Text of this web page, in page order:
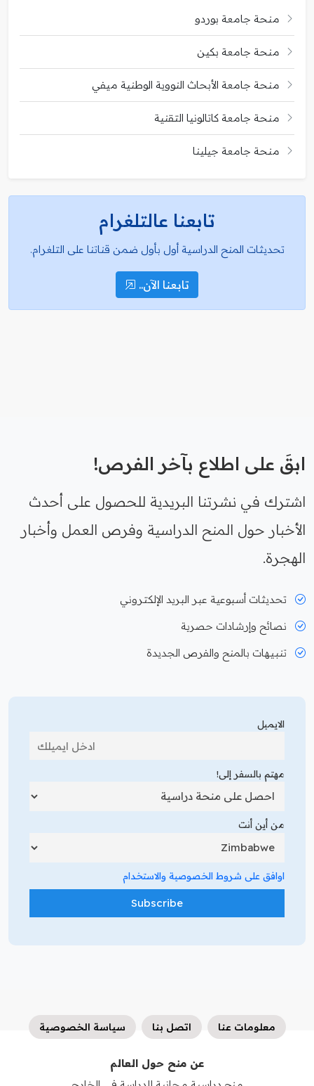
منحة جامعة بوردو
منحة جامعة بكين
منحة جامعة الأبحاث النووية الوطنية ميفي
منحة جامعة كاتالونيا التقنية
منحة جامعة جيلينا
تابعنا عالتلغرام
تحديثات المنح الدراسية أول بأول ضمن قناتنا على التلغرام.
تابعنا الآن..
ابقَ على اطلاع بآخر الفرص!
اشترك في نشرتنا البريدية للحصول على أحدث
الأخبار حول المنح الدراسية وفرص العمل وأخبار
الهجرة.
تحديثات أسبوعية عبر البريد الإلكتروني
نصائح وإرشادات حصرية
تنبيهات بالمنح والفرص الجديدة
الايميل
مهتم بالسفر إلى!
من أين أنت
اوافق على شروط الخصوصية والاستخدام
معلومات عنا اتصل بنا سياسة الخصوصية
عن منح حول العالم